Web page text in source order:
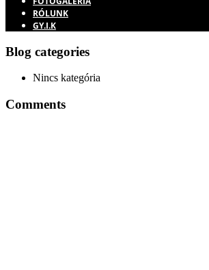
RÓLUNK
GY.I.K
Blog categories
Nincs kategória
Comments